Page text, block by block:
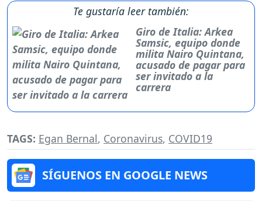
Te gustaría leer también:
Giro de Italia: Arkea
Samsic, equipo donde
milita Nairo Quintana,
acusado de pagar para
ser invitado a la
carrera
TAGS: Egan Bernal, Coronavirus, COVID19
SÍGUENOS EN GOOGLE NEWS